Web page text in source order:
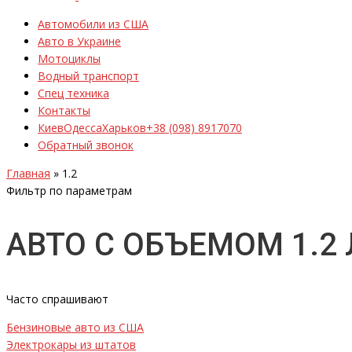
Автомобили из США
Авто в Украине
Мотоциклы
Водный транспорт
Спец техника
Контакты
КиевОдессаХарьков+38 (098) 8917070
Обратный звонок
Главная » 1.2
Фильтр по параметрам
АВТО С ОБЪЕМОМ 1.2
Часто спрашивают
Бензиновые авто из США
Электрокары из штатов